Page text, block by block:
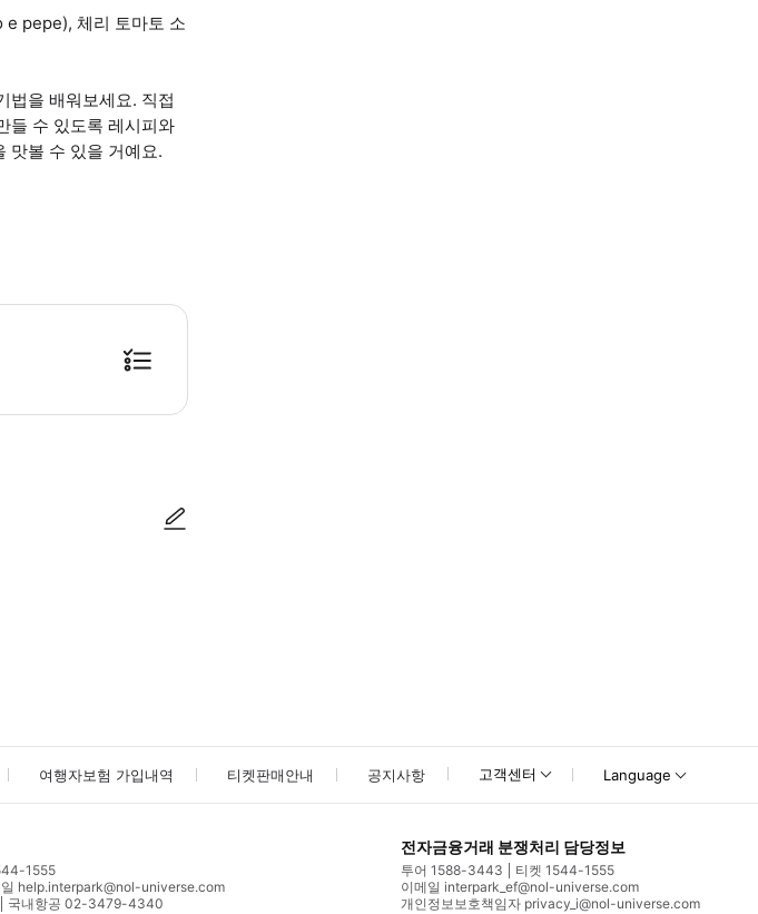
e pepe), 체리 토마토 소
법을 배워보세요. 직접
들 수 있도록 레시피와
맛볼 수 있을 거예요.
이 다를 수 있으니, 예약 시 확인 부탁드립니다.)
여행자보험 가입내역 티켓판매안내 공지사항 고객센터 Language
1555
일 help.interpark@nol-universe.com
국내항공 02-3479-4340
전자금융거래 분쟁처리 담당정보
투어 1588-3443
티켓 1544-1555
이메일 interpark_ef@nol-universe.com
개인정보보호책임자 privacy_i@nol-universe.com